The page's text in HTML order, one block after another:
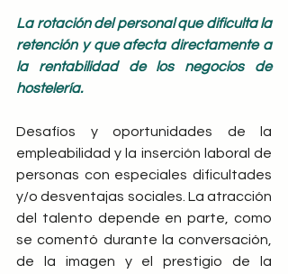
La rotación del personal que dificulta la
retención y que afecta directamente a
la rentabilidad de los negocios de
hostelería.
Desafíos y oportunidades de la
empleabilidad y la inserción laboral de
personas con especiales dificultades
y/o desventajas sociales. La atracción
del talento depende en parte, como
se comentó durante la conversación,
de la imagen y el prestigio de la